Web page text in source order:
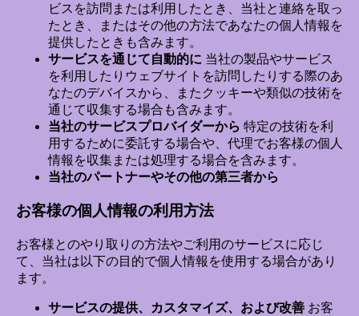
ビスを訪問または利用したとき、当社と連絡を取っ
たとき、またはその他の方法であなたの個人情報を
提供したときも含みます。
サービスを通じて自動的に 当社の製品やサービス
を利用したりウェブサイトを訪問したりする際のあ
なたのデバイスから、またクッキーや類似の技術を
通じて収集する場合も含みます。
当社のサービスプロバイダーから 特定の技術を利
用するために委託する場合や、代理でお客様の個人
情報を収集または処理する場合を含みます。
当社のパートナーやその他の第三者から
お客様の個人情報の利用方法
お客様とのやり取りの方法やご利用のサービスに応じ
て、当社は以下の目的で個人情報を使用する場合があり
ます。
サービスの提供、カスタマイズ、および改善 お客